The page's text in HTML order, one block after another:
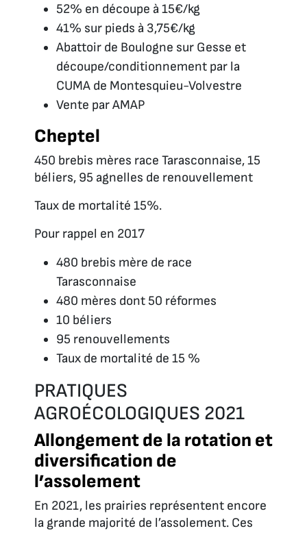
52% en découpe à 15€/kg
41% sur pieds à 3,75€/kg
Abattoir de Boulogne sur Gesse et
découpe/conditionnement par la
CUMA de Montesquieu-Volvestre
Vente par AMAP
Cheptel
450 brebis mères race Tarasconnaise, 15
béliers, 95 agnelles de renouvellement
Taux de mortalité 15%.
Pour rappel en 2017
480 brebis mère de race
Tarasconnaise
480 mères dont 50 réformes
10 béliers
95 renouvellements
Taux de mortalité de 15 %
PRATIQUES
AGROÉCOLOGIQUES 2021
Allongement de la rotation et
diversification de
l’assolement
En 2021, les prairies représentent encore
la grande majorité de l’assolement. Ces